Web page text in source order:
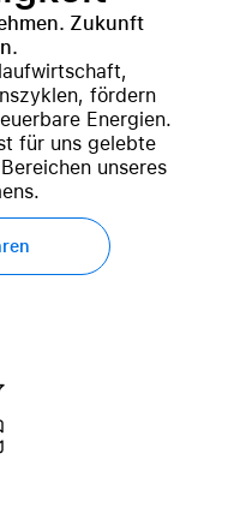
Zukunft
fördern
Energien.
für uns gelebte
unseres